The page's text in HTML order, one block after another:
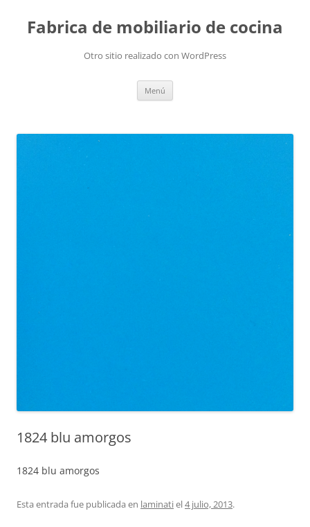
Fabrica de mobiliario de cocina
Otro sitio realizado con WordPress
Menú
1824 blu amorgos
1824 blu amorgos
Esta entrada fue publicada en laminatiel4 julio, 2013.